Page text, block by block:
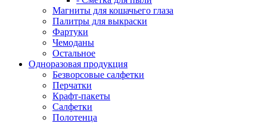
Магниты для кошачьего глаза
Палитры для выкраски
Фартуки
Чемоданы
Остальное
Одноразовая продукция
Безворсовые салфетки
Перчатки
Крафт-пакеты
Салфетки
Полотенца